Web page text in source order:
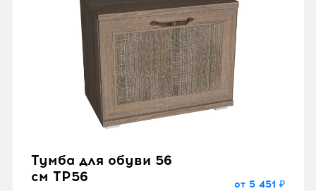
Тумба для обуви 56
см TP56
от 5 451 ₽